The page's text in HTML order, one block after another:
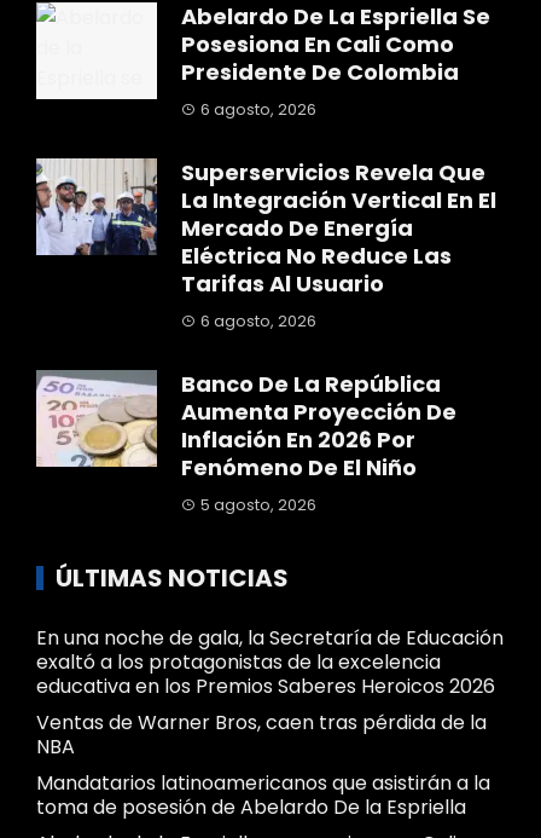
Abelardo De La Espriella Se
Posesiona En Cali Como
Presidente De Colombia
6 agosto, 2026
Superservicios Revela Que
La Integración Vertical En El
Mercado De Energía
Eléctrica No Reduce Las
Tarifas Al Usuario
6 agosto, 2026
Banco De La República
Aumenta Proyección De
Inflación En 2026 Por
Fenómeno De El Niño
5 agosto, 2026
ÚLTIMAS NOTICIAS
En una noche de gala, la Secretaría de Educación
exaltó a los protagonistas de la excelencia
educativa en los Premios Saberes Heroicos 2026
Ventas de Warner Bros, caen tras pérdida de la
NBA
Mandatarios latinoamericanos que asistirán a la
toma de posesión de Abelardo De la Espriella